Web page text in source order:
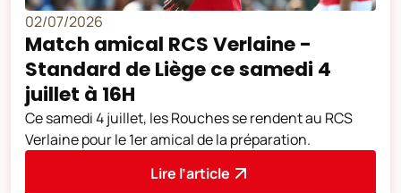
02/07/2026
Match amical RCS Verlaine -
Standard de Liège ce samedi 4
juillet à 16H
Ce samedi 4 juillet, les Rouches se rendent au RCS
Verlaine pour le 1er amical de la préparation.
Lire l’article